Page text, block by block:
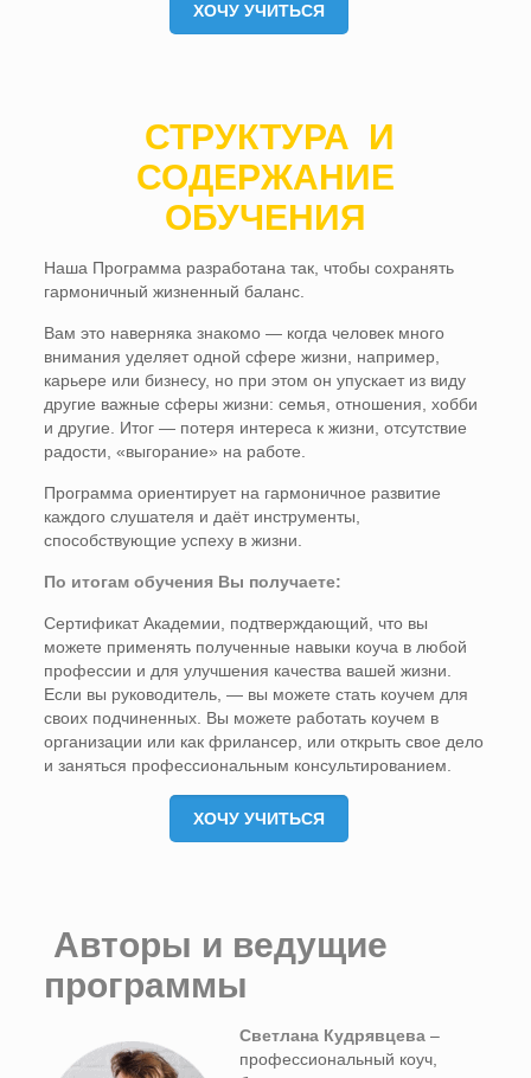
ХОЧУ УЧИТЬСЯ
СТРУКТУРА И
СОДЕРЖАНИЕ
ОБУЧЕНИЯ
Наша Программа разработана так, чтобы сохранять
гармоничный жизненный баланс.
Вам это наверняка знакомо — когда человек много
внимания уделяет одной сфере жизни, например,
карьере или бизнесу, но при этом он упускает из виду
другие важные сферы жизни: семья, отношения, хобби
и другие. Итог — потеря интереса к жизни, отсутствие
радости, «выгорание» на работе.
Программа ориентирует на гармоничное развитие
каждого слушателя и даёт инструменты,
способствующие успеху в жизни.
По итогам обучения Вы получаете:
Сертификат Академии, подтверждающий, что вы
можете применять полученные навыки коуча в любой
профессии и для улучшения качества вашей жизни.
Если вы руководитель, — вы можете стать коучем для
своих подчиненных. Вы можете работать коучем в
организации или как фрилансер, или открыть свое дело
и заняться профессиональным консультированием.
ХОЧУ УЧИТЬСЯ
Авторы и ведущие
программы
Светлана Кудрявцева –
профессиональный коуч,